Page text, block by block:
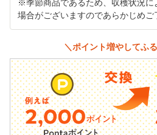
※季節商品であるため、収穫状況に
場合がございますのであらかじめご
＼ポイント増やしてふ